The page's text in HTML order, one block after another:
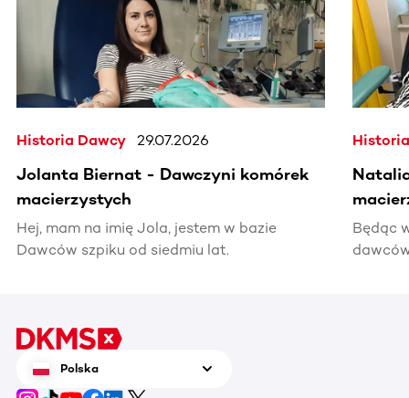
Historia Dawcy 29.07.2026
Jolanta Biernat - Dawczyni komórek
macierzystych
Hej, mam na imię Jola, jestem w bazie
Dawców szpiku od siedmiu lat.
Będąc
Polska